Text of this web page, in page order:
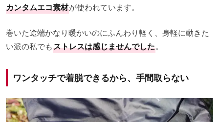
カンタムエコ素材が使われています。
巻いた途端かなり暖かいのにふんわり軽く、身軽に動きた
い派の私でもストレスは感じませんでした。
ワンタッチで着脱できるから、手間取らない